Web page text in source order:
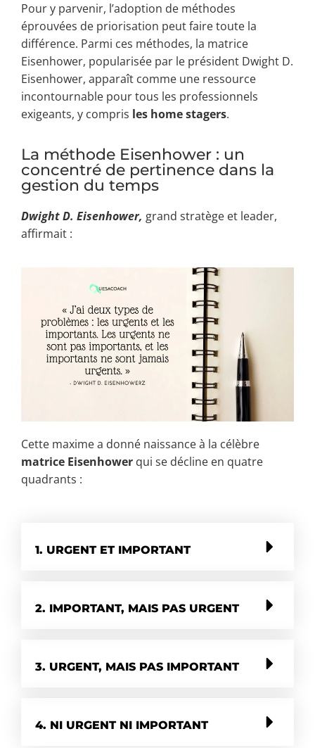
Pour y parvenir, l’adoption de méthodes
éprouvées de priorisation peut faire toute la
différence. Parmi ces méthodes, la matrice
Eisenhower, popularisée par le président Dwight D.
Eisenhower, apparaît comme une ressource
incontournable pour tous les professionnels
exigeants, y compris les home stagers.
La méthode Eisenhower : un
concentré de pertinence dans la
gestion du temps
Dwight D. Eisenhower, grand stratège et leader,
affirmait :
Cette maxime a donné naissance à la célèbre
matrice Eisenhower qui se décline en quatre
quadrants :
1. URGENT ET IMPORTANT
2. IMPORTANT, MAIS PAS URGENT
3. URGENT, MAIS PAS IMPORTANT
4. NI URGENT NI IMPORTANT